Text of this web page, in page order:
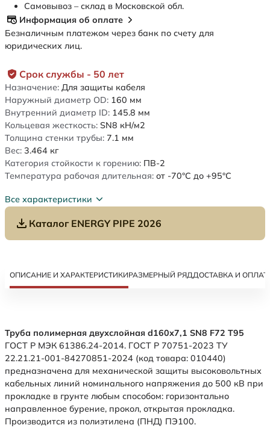
Срок службы - 50 лет
Назначение: Для защиты кабеля
Наружный диаметр OD: 160 мм
Внутренний диаметр ID: 145.8 мм
Кольцевая жесткость: SN8 кН/м2
Толщина стенки трубы: 7.1 мм
Вес: 3.464 кг
Категория стойкости к горению: ПВ-2
Температура рабочая длительная: от -70°C до +95°C
Все характеристики
Каталог ENERGY PIPE 2026
Самовывоз – склад в Московской обл.
Информация об оплате
Безналичным платежом через банк по счету для
юридических лиц.
ОПИСАНИЕ И ХАРАКТЕРИСТИКИРАЗМЕРНЫЙ РЯДДОСТАВКА И
Труба полимерная двухслойная d160х7,1 SN8 F72 Т95
ГОСТ Р МЭК 61386.24-2014. ГОСТ Р 70751-2023 ТУ
22.21.21-001-84270851-2024 (код товара: 010440)
предназначена для механической защиты высоковольтных
кабельных линий номинального напряжения до 500 кВ при
прокладке в грунте любым способом: горизонтально
направленное бурение, прокол, открытая прокладка.
Производится из полиэтилена (ПНД) ПЭ100.